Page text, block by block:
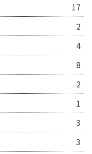
17
2
4
8
2
1
3
3